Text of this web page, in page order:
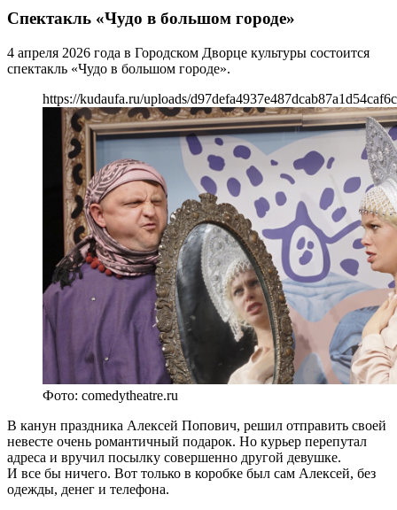
Спектакль «Чудо в большом городе»
4 апреля 2026 года в Городском Дворце культуры состоится
спектакль «Чудо в большом городе».
https://kudaufa.ru/uploads/
Фото: comedytheatre.ru
В канун праздника Алексей Попович, решил отправить своей
невесте очень романтичный подарок. Но курьер перепутал
адреса и вручил посылку совершенно другой девушке.
И все бы ничего. Вот только в коробке был сам Алексей, без
одежды, денег и телефона.